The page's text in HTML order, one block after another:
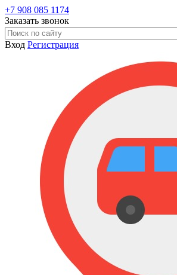
+7 908 085 1174
Заказать звонок
Вход Регистрация